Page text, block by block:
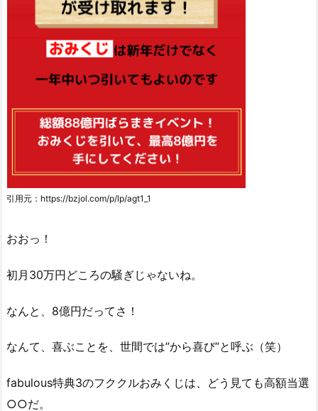
引用元：https://bzjol.com/p/lp/agt1_1
おおっ！
初月30万円どころの騒ぎじゃないね。
なんと、8億円だってさ！
なんて、喜ぶことを、世間では”から喜び”と呼ぶ（笑）
fabulous特典3のフククルおみくじは、どう見ても高額当選
○○だ。